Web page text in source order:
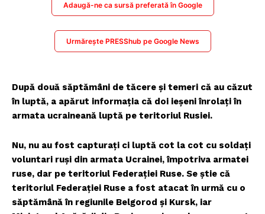
Adaugă-ne ca sursă preferată în Google
Urmărește PRESShub pe Google News
După două săptămâni de tăcere și temeri că au căzut
în luptă, a apărut informația că doi ieșeni înrolaţi în
armata ucraineană luptă pe teritoriul Rusiei.
Nu, nu au fost capturați ci luptă cot la cot cu soldați
voluntari ruși din armata Ucrainei, împotriva armatei
ruse, dar pe teritoriul Federației Ruse. Se știe că
teritoriul Federației Ruse a fost atacat în urmă cu o
săptămână în regiunile Belgorod și Kursk, iar